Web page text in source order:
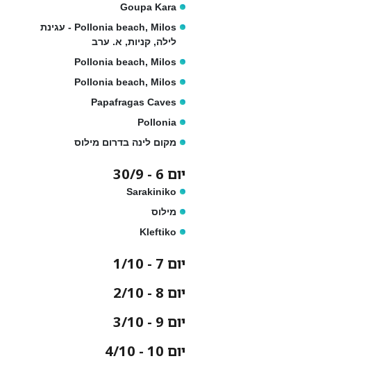
Goupa Kara
Pollonia beach, Milos - עגינת
לילה, קניות, א. ערב
Pollonia beach, Milos
Pollonia beach, Milos
Papafragas Caves
Pollonia
מקום לינה בדרום מילוס
יום 6 - 30/9
Sarakiniko
מילוס
Kleftiko
יום 7 - 1/10
יום 8 - 2/10
יום 9 - 3/10
יום 10 - 4/10